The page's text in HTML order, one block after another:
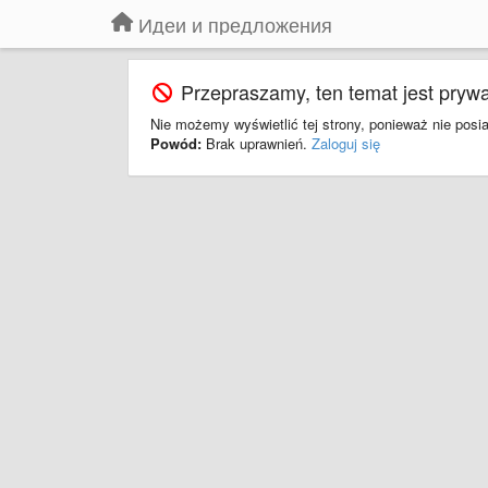
Идеи и предложения
Przepraszamy, ten temat jest
Nie możemy wyświetlić tej strony, ponieważ nie
Powód: Brak uprawnień. Zaloguj się